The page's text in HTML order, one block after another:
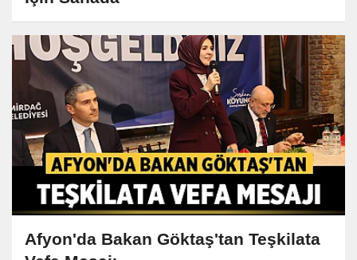
Afyon'da Bakan Göktaş'tan Teşkilata